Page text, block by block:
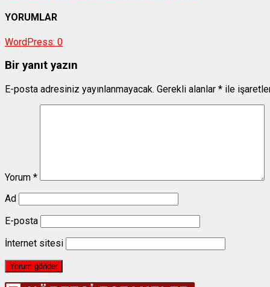
YORUMLAR
WordPress: 0
Bir yanıt yazın
E-posta adresiniz yayınlanmayacak. Gerekli alanlar * ile
Yorum *
Ad
E-posta
İnternet sitesi